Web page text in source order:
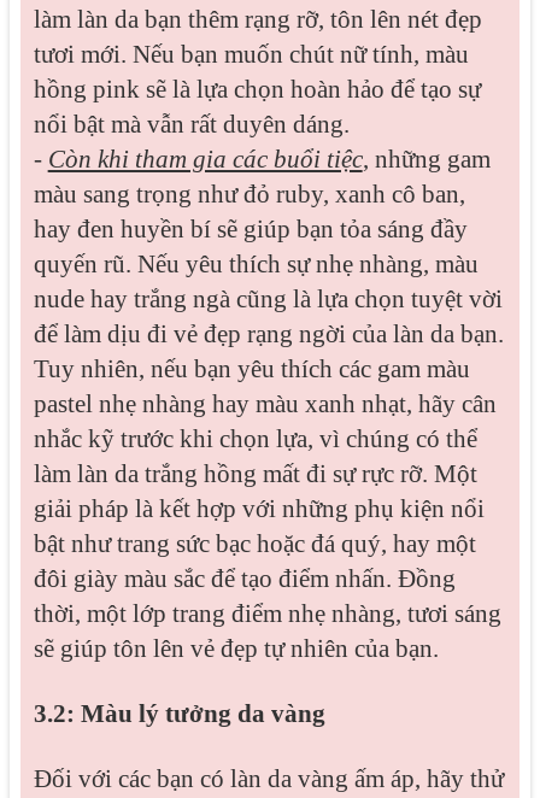
làm làn da bạn thêm rạng rỡ, tôn lên nét đẹp
tươi mới. Nếu bạn muốn chút nữ tính, màu
hồng pink sẽ là lựa chọn hoàn hảo để tạo sự
nổi bật mà vẫn rất duyên dáng.
- Còn khi tham gia các buổi tiệc, những gam
màu sang trọng như đỏ ruby, xanh cô ban,
hay đen huyền bí sẽ giúp bạn tỏa sáng đầy
quyến rũ. Nếu yêu thích sự nhẹ nhàng, màu
nude hay trắng ngà cũng là lựa chọn tuyệt vời
để làm dịu đi vẻ đẹp rạng ngời của làn da bạn.
Tuy nhiên, nếu bạn yêu thích các gam màu
pastel nhẹ nhàng hay màu xanh nhạt, hãy cân
nhắc kỹ trước khi chọn lựa, vì chúng có thể
làm làn da trắng hồng mất đi sự rực rỡ. Một
giải pháp là kết hợp với những phụ kiện nổi
bật như trang sức bạc hoặc đá quý, hay một
đôi giày màu sắc để tạo điểm nhấn. Đồng
thời, một lớp trang điểm nhẹ nhàng, tươi sáng
sẽ giúp tôn lên vẻ đẹp tự nhiên của bạn.
3.2: Màu lý tưởng da vàng
Đối với các bạn có làn da vàng ấm áp, hãy thử